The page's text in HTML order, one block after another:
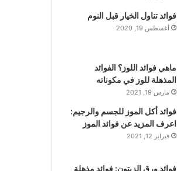
فوائد تناول الخيار قبل النوم
أغسطس 19, 2020
ماهي فوائد اللوز؟ الفوائد
المذهلة للوز في مكوناته
مارس 19, 2021
فوائد أكل الموز للجسم والرجيم:
اعرف المزيد عن فوائد الموز
فبراير 12, 2021
فوائد ورق الزيتون: فوائد مذهلة